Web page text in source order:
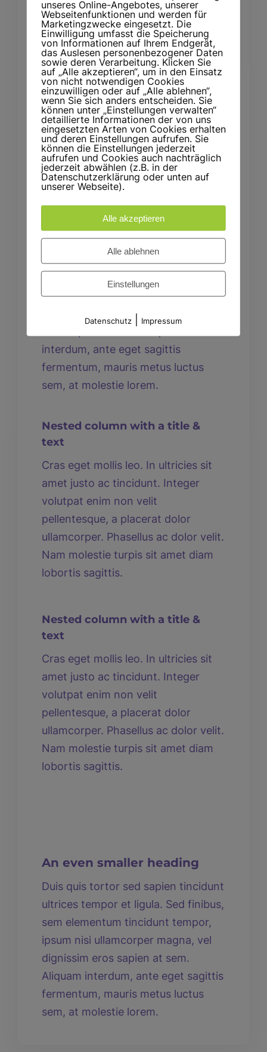
This is a small
heading
Vivamus vehicula felis eget lectus
laoreet finibus. Pellentesque luctus
odio sapien, at suscipit mi
malesuada non. Duis elementum
cursus auctor. Morbi quis mattis
tortor. Duis quis tortor sed sapien
tincidunt ultrices tempor et ligula.
Sed finibus, sem elementum
tincidunt tempor, ipsum nisi
ullamcorper magna, vel dignissim
interdum, ante eget sagittis
fermentum, mauris metus luctus
sem, at molestie lorem.
Nested column with a title &
text
Cras eget mollis leo. In ultricies sit
amet justo ac tincidunt. Integer
volutpat enim non velit
pellentesque, a placerat dolor
ullamcorper. Phasellus ac dolor velit.
Nam molestie turpis sit amet diam
lobortis sagittis.
Nested column with a title &
text
Cras eget mollis leo. In ultricies sit
amet justo ac tincidunt. Integer
volutpat enim non velit
pellentesque, a placerat dolor
ullamcorper. Phasellus ac dolor velit.
Nam molestie turpis sit amet diam
lobortis sagittis.
An even smaller heading
Duis quis tortor sed sapien tincidunt
ultrices tempor et ligula. Sed finibus,
sem elementum tincidunt tempor,
ipsum nisi ullamcorper magna, vel
dignissim eros sapien at sem.
Aliquam interdum, ante eget sagittis
fermentum, mauris metus luctus
sem, at molestie lorem.
unseres Online-Angebotes, unserer
Webseitenfunktionen und werden für
Marketingzwecke eingesetzt. Die
Einwilligung umfasst die Speicherung
von Informationen auf Ihrem Endgerät,
das Auslesen personenbezogener Daten
sowie deren Verarbeitung. Klicken Sie
auf „Alle akzeptieren“, um in den Einsatz
von nicht notwendigen Cookies
einzuwilligen oder auf „Alle ablehnen“,
wenn Sie sich anders entscheiden. Sie
können unter „Einstellungen verwalten“
detaillierte Informationen der von uns
eingesetzten Arten von Cookies erhalten
und deren Einstellungen aufrufen. Sie
können die Einstellungen jederzeit
aufrufen und Cookies auch nachträglich
jederzeit abwählen (z.B. in der
Datenschutzerklärung oder unten auf
unserer Webseite).
Alle akzeptieren
Alle ablehnen
Einstellungen
Datenschutz Impressum